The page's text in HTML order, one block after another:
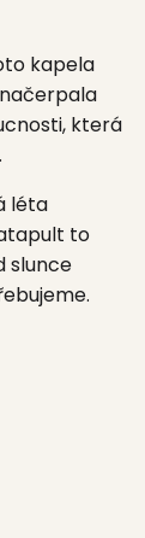
kapela
která
léta
to
slunce